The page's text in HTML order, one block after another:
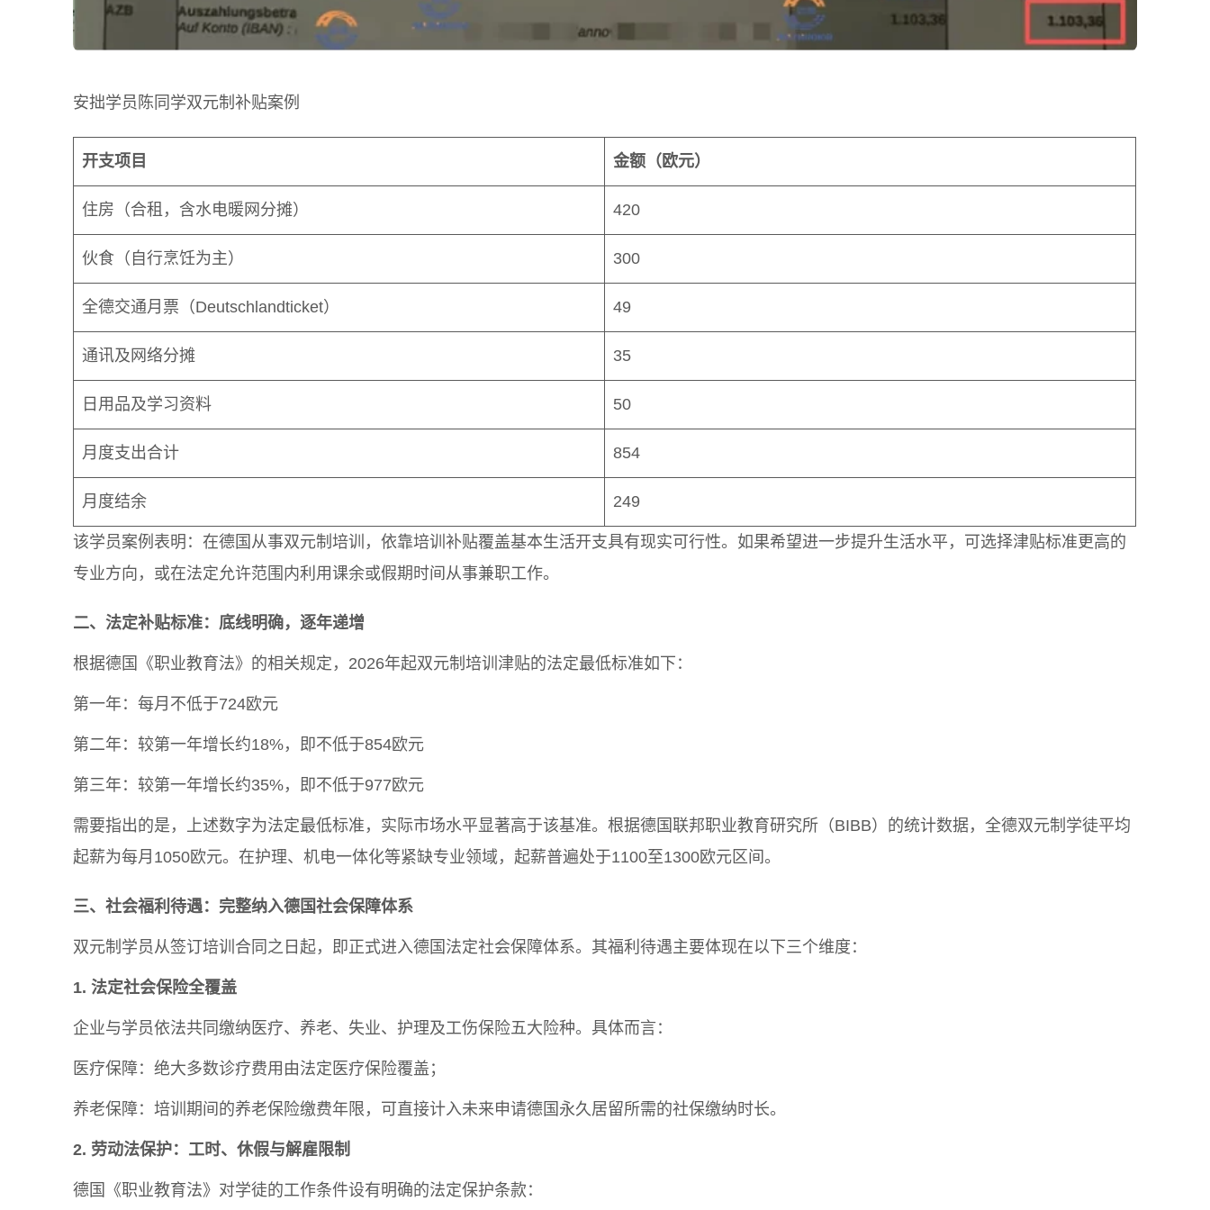
安拙学员陈同学双元制补贴案例
开支项目 金额（欧元）
住房（合租，含水电暖网分摊） 420
伙食（自行烹饪为主） 300
全德交通月票（Deutschlandticket） 49
通讯及网络分摊 35
日用品及学习资料 50
月度支出合计 854
月度结余 249
该学员案例表明：在德国从事双元制培训，依靠培训补贴覆盖基本生活开支具有现实可行性。如果希望进一步提升生活水平，可选择津贴标准更高的
专业方向，或在法定允许范围内利用课余或假期时间从事兼职工作。
二、法定补贴标准：底线明确，逐年递增
根据德国《职业教育法》的相关规定，2026年起双元制培训津贴的法定最低标准如下：
第一年：每月不低于724欧元
第二年：较第一年增长约18%，即不低于854欧元
第三年：较第一年增长约35%，即不低于977欧元
需要指出的是，上述数字为法定最低标准，实际市场水平显著高于该基准。根据德国联邦职业教育研究所（BIBB）的统计数据，全德双元制学徒平均
起薪为每月1050欧元。在护理、机电一体化等紧缺专业领域，起薪普遍处于1100至1300欧元区间。
三、社会福利待遇：完整纳入德国社会保障体系
双元制学员从签订培训合同之日起，即正式进入德国法定社会保障体系。其福利待遇主要体现在以下三个维度：
1. 法定社会保险全覆盖
企业与学员依法共同缴纳医疗、养老、失业、护理及工伤保险五大险种。具体而言：
医疗保障：绝大多数诊疗费用由法定医疗保险覆盖；
养老保障：培训期间的养老保险缴费年限，可直接计入未来申请德国永久居留所需的社保缴纳时长。
2. 劳动法保护：工时、休假与解雇限制
德国《职业教育法》对学徒的工作条件设有明确的法定保护条款：